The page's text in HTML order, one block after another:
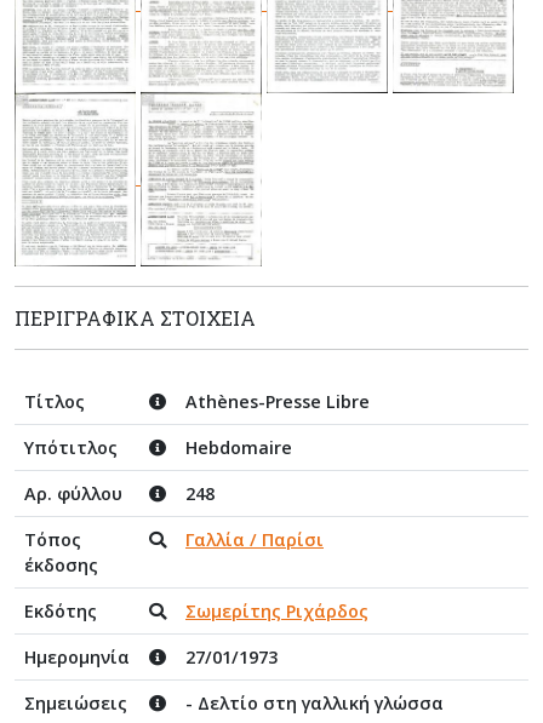
ΠΕΡΙΓΡΑΦΙΚΆ ΣΤΟΙΧΕΊΑ
Τίτλος
Athènes-Presse Libre
Υπότιτλος
Hebdomaire
Αρ. φύλλου
248
Τόπος
έκδοσης
Γαλλία / Παρίσι
Εκδότης
Σωμερίτης Ριχάρδος
Ημερομηνία
27/01/1973
Σημειώσεις
- Δελτίο στη γαλλική γλώσσα